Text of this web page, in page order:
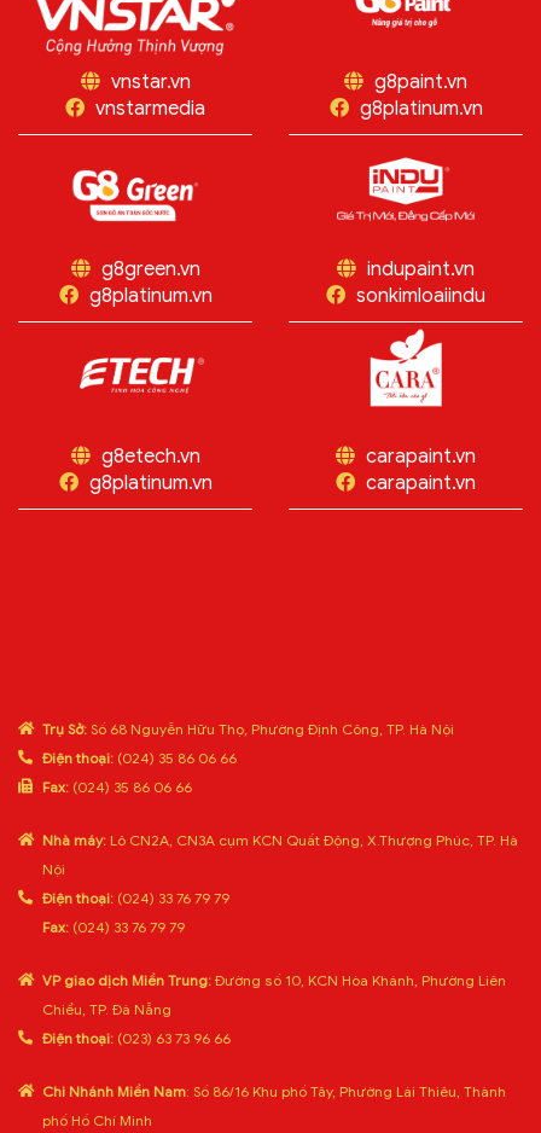
vnstar.vn
vnstarmedia
g8paint.vn
g8platinum.vn
g8green.vn
g8platinum.vn
indupaint.vn
sonkimloaiindu
g8etech.vn
g8platinum.vn
carapaint.vn
carapaint.vn
Trụ Sở: Số 68 Nguyễn Hữu Thọ, Phường Định Công, TP. Hà Nội
Điện thoại: (024) 35 86 06 66
Fax: (024) 35 86 06 66
Nhà máy: Lô CN2A, CN3A cụm KCN Quất Động, X.Thượng Phúc, TP. Hà
Nội
Điện thoại: (024) 33 76 79 79
Fax: (024) 33 76 79 79
VP giao dịch Miền Trung: Đường số 10, KCN Hòa Khánh, Phường Liên
Chiểu, TP. Đà Nẵng
Điện thoại: (023) 63 73 96 66
Chi Nhánh Miền Nam: Số 86/16 Khu phố Tây, Phường Lái Thiêu, Thành
phố Hồ Chí Minh